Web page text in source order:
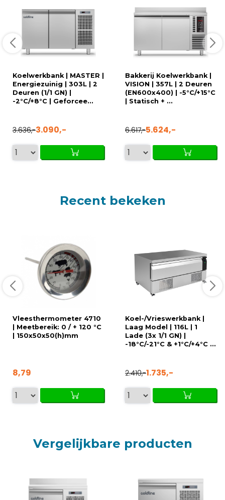
Koelwerkbank | MASTER |
Energiezuinig | 303L | 2
Deuren (1/1 GN) |
-2°C/+8°C | Geforcee...
3.636,-3.090,-
Bakkerij Koelwerkbank |
VISION | 357L | 2 Deuren
(EN600x400) | -5°C/+15°C
| Statisch + ...
6.617,-5.624,-
Recent bekeken
Vleesthermometer 4710
| Meetbereik: 0 / + 120 °C
| 150x50x50(h)mm
8,79
Koel-/Vrieswerkbank |
Laag Model | 116L | 1
Lade (3x 1/1 GN) |
-18°C/-21°C & +1°C/+4°C ...
2.410,-1.735,-
Vergelijkbare producten